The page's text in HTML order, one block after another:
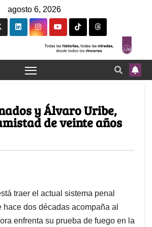
agosto 6, 2026
y Álvaro Uribe,
de veinte años
traer el actual sistema penal
dos décadas acompaña al
enfrenta su prueba de fuego en la